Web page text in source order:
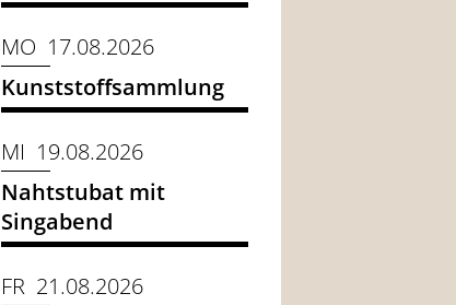
MO 17.08.2026
Kunststoffsammlung
MI 19.08.2026
Nahtstubat mit
Singabend
FR 21.08.2026